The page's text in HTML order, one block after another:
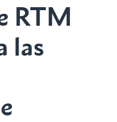
RTM
las